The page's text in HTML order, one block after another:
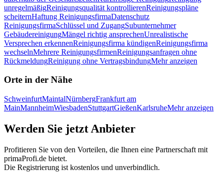
unregelmäßigReinigungsqualität kontrollierenReinigungspläne
scheiternHaftung ReinigungsfirmaDatenschutz
ReinigungsfirmaSchlüssel und ZugangSubunternehmer
GebäudereinigungMängel richtig ansprechenUnrealistische
Versprechen erkennenReinigungsfirma kündigenReinigungsfirma
wechselnMehrere ReinigungsfirmenReinigungsanfragen ohne
RückmeldungReinigung ohne VertragsbindungMehr anzeigen
Orte in der Nähe
SchweinfurtMaintalNürnbergFrankfurt am
MainMannheimWiesbadenStuttgartGießenKarlsruheMehr anzeigen
Werden Sie jetzt Anbieter
Profitieren Sie von den Vorteilen, die Ihnen eine Partnerschaft mit
primaProfi.de bietet.
Die Registrierung ist kostenlos und unverbindlich.